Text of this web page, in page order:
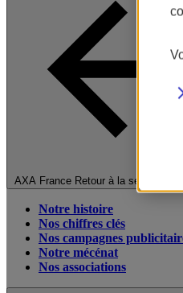
AXA France Retour à la section
Notre histoire
Nos chiffres clés
Nos campagnes
Notre mécénat
Nos associations